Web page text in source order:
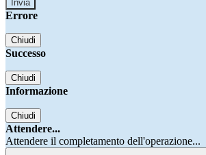
Errore
Chiudi
Successo
Chiudi
Informazione
Chiudi
Attendere...
Attendere il completamento dell'operazione...